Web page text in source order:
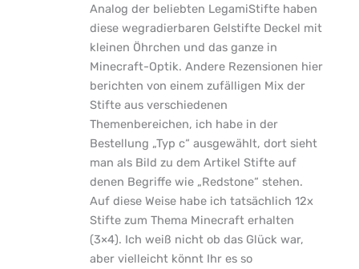
Analog der beliebten LegamiStifte haben
diese wegradierbaren Gelstifte Deckel mit
kleinen Öhrchen und das ganze in
Minecraft-Optik. Andere Rezensionen hier
berichten von einem zufälligen Mix der
Stifte aus verschiedenen
Themenbereichen, ich habe in der
Bestellung „Typ c“ ausgewählt, dort sieht
man als Bild zu dem Artikel Stifte auf
denen Begriffe wie „Redstone“ stehen.
Auf diese Weise habe ich tatsächlich 12x
Stifte zum Thema Minecraft erhalten
(3×4). Ich weiß nicht ob das Glück war,
aber vielleicht könnt Ihr es so